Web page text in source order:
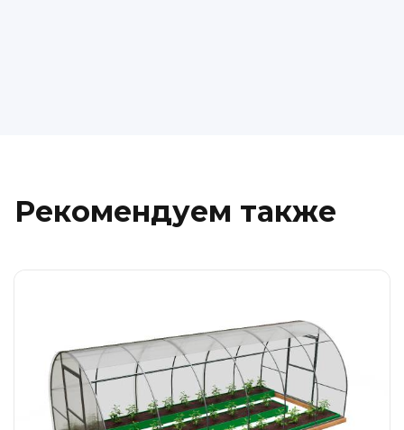
Рекомендуем также